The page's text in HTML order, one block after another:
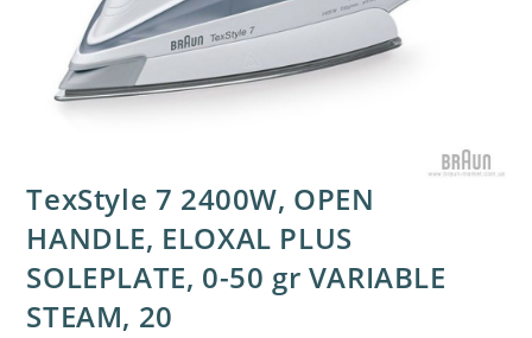
TexStyle 7 2400W, OPEN
HANDLE, ELOXAL PLUS
SOLEPLATE, 0-50 gr VARIABLE
STEAM, 20